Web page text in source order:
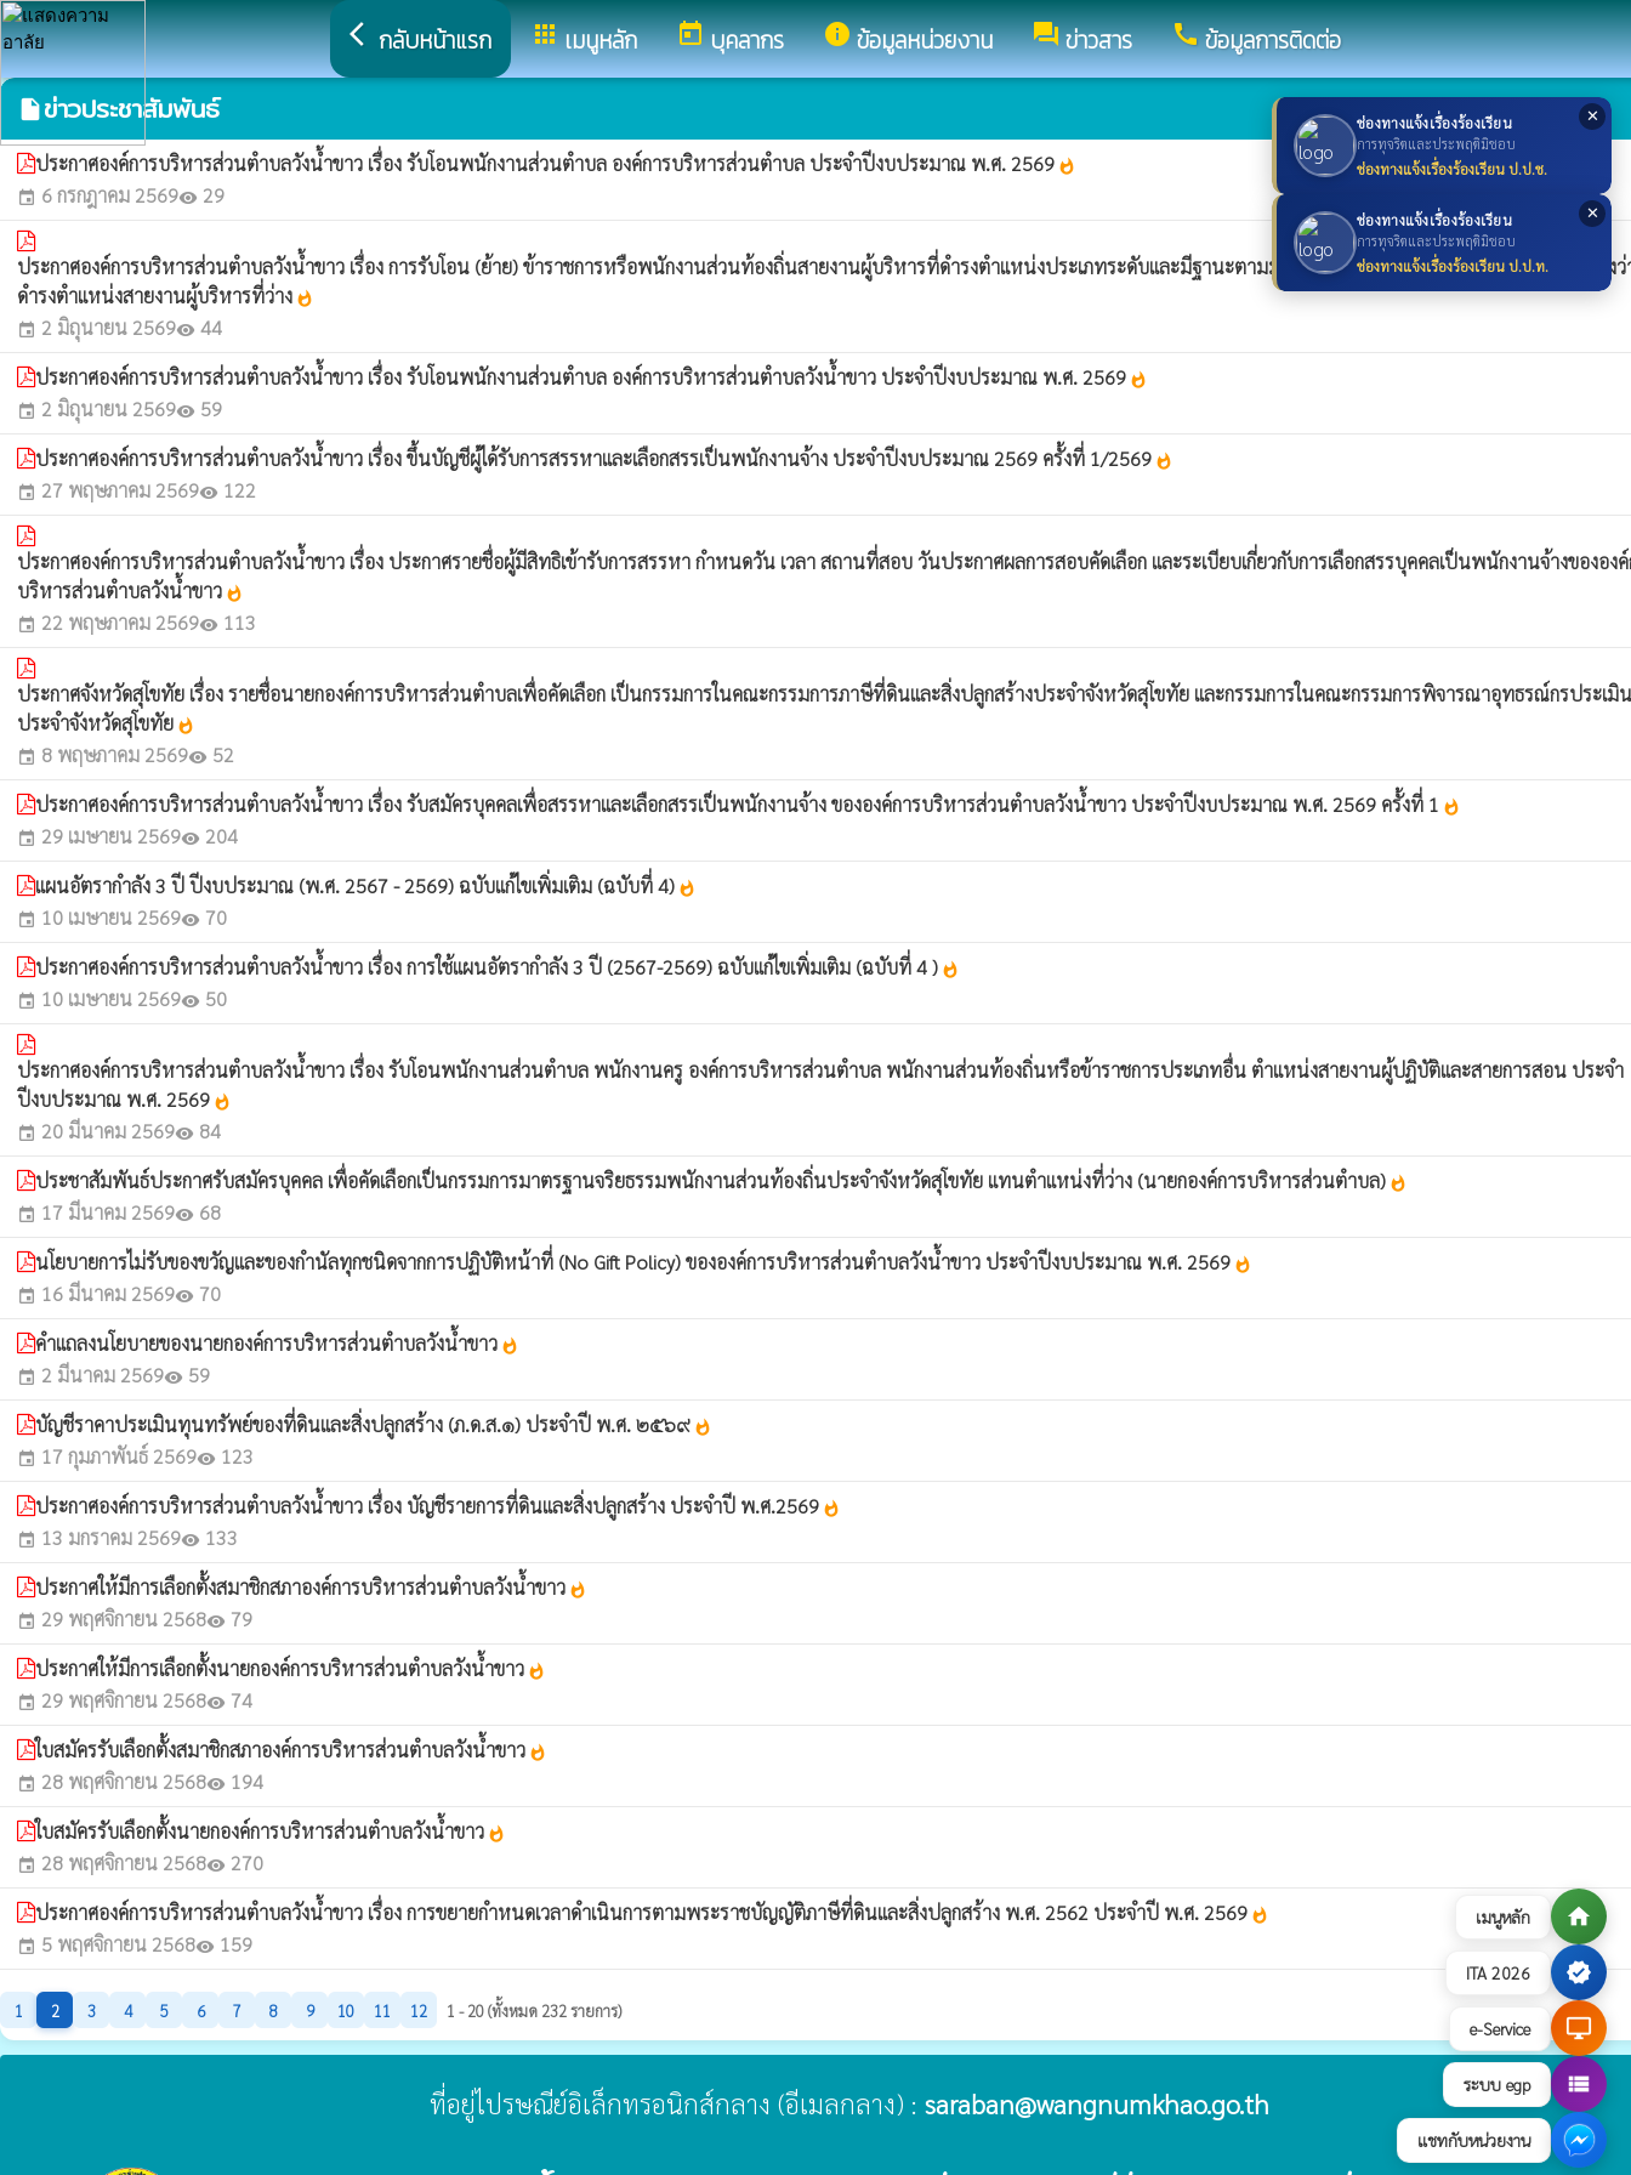
เมนูหลัก home
ITA 2026 verified
e-Service desktop_windows
ระบบ egp view_list
แชทกับหน่วยงาน
✕
ช่องทางแจ้งเรื่องร้องเรียน
การทุจริตและประพฤติมิชอบ
ช่องทางแจ้งเรื่องร้องเรียน ป.ป.ช.
✕
ช่องทางแจ้งเรื่องร้องเรียน
การทุจริตและประพฤติมิชอบ
ช่องทางแจ้งเรื่องร้องเรียน ป.ป.ท.
arrow_back_ios กลับหน้าแรก appsเมนูหลัก todayบุคลากร infoข้อมูลหน่วยงาน forumข่าวสาร callข้อมูลการติดต่อ
insert_drive_fileข่าวประชาสัมพันธ์
ประกาศองค์การบริหารส่วนตำบลวังน้ำขาว เรื่อง รับโอนพนักงานส่วนตำบล องค์การบริหารส่วนตำบล ประจำปีงบประมาณ พ.ศ. 2569 whatshot
event 6 กรกฎาคม 2569visibility 29
ประกาศองค์การบริหารส่วนตำบลวังน้ำขาว เรื่อง การรับโอน (ย้าย) ข้าราชการหรือพนักงานส่วนท้องถิ่นสายงานผู้บริหารที่ดำรงตำแหน่งประเภทระดับและมีฐานะตามมาตรฐานกำหนดตำแหน่งเดียวกันกับตำแหน่งว่
ดำรงตำแหน่งสายงานผู้บริหารที่ว่าง whatshot
event 2 มิถุนายน 2569visibility 44
ประกาศองค์การบริหารส่วนตำบลวังน้ำขาว เรื่อง รับโอนพนักงานส่วนตำบล องค์การบริหารส่วนตำบลวังน้ำขาว ประจำปีงบประมาณ พ.ศ. 2569 whatshot
event 2 มิถุนายน 2569visibility 59
ประกาศองค์การบริหารส่วนตำบลวังน้ำขาว เรื่อง ขึ้นบัญชีผู้ได้รับการสรรหาและเลือกสรรเป็นพนักงานจ้าง ประจำปีงบประมาณ 2569 ครั้งที่ 1/2569 whatshot
event 27 พฤษภาคม 2569visibility 122
ประกาศองค์การบริหารส่วนตำบลวังน้ำขาว เรื่อง ประกาศรายชื่อผู้มีสิทธิเข้ารับการสรรหา กำหนดวัน เวลา สถานที่สอบ วันประกาศผลการสอบคัดเลือก และระเบียบเกี่ยวกับการเลือกสรรบุคคลเป็นพนักงานจ้างขององ
บริหารส่วนตำบลวังน้ำขาว whatshot
event 22 พฤษภาคม 2569visibility 113
ประกาศจังหวัดสุโขทัย เรื่อง รายชื่อนายกองค์การบริหารส่วนตำบลเพื่อคัดเลือก เป็นกรรมการในคณะกรรมการภาษีที่ดินและสิ่งปลูกสร้างประจำจังหวัดสุโขทัย และกรรมการในคณะกรรมการพิจารณาอุทธรณ์กรประเมิ
ประจำจังหวัดสุโขทัย whatshot
event 8 พฤษภาคม 2569visibility 52
ประกาศองค์การบริหารส่วนตำบลวังน้ำขาว เรื่อง รับสมัครบุคคลเพื่อสรรหาและเลือกสรรเป็นพนักงานจ้าง ขององค์การบริหารส่วนตำบลวังน้ำขาว ประจำปีงบประมาณ พ.ศ. 2569 ครั้งที่ 1 whatshot
event 29 เมษายน 2569visibility 204
แผนอัตรากำลัง 3 ปี ปีงบประมาณ (พ.ศ. 2567 - 2569) ฉบับแก้ไขเพิ่มเติม (ฉบับที่ 4) whatshot
event 10 เมษายน 2569visibility 70
ประกาศองค์การบริหารส่วนตำบลวังน้ำขาว เรื่อง การใช้แผนอัตรากำลัง 3 ปี (2567-2569) ฉบับแก้ไขเพิ่มเติม (ฉบับที่ 4 ) whatshot
event 10 เมษายน 2569visibility 50
ประกาศองค์การบริหารส่วนตำบลวังน้ำขาว เรื่อง รับโอนพนักงานส่วนตำบล พนักงานครู องค์การบริหารส่วนตำบล พนักงานส่วนท้องถิ่นหรือข้าราชการประเภทอื่น ตำแหน่งสายงานผู้ปฏิบัติและสายการสอน ประจำ
ปีงบประมาณ พ.ศ. 2569 whatshot
event 20 มีนาคม 2569visibility 84
ประชาสัมพันธ์ประกาศรับสมัครบุคคล เพื่อคัดเลือกเป็นกรรมการมาตรฐานจริยธรรมพนักงานส่วนท้องถิ่นประจำจังหวัดสุโขทัย แทนตำแหน่งที่ว่าง (นายกองค์การบริหารส่วนตำบล) whatshot
event 17 มีนาคม 2569visibility 68
นโยบายการไม่รับของขวัญและของกำนัลทุกชนิดจากการปฏิบัติหน้าที่ (No Gift Policy) ขององค์การบริหารส่วนตำบลวังน้ำขาว ประจำปีงบประมาณ พ.ศ. 2569 whatshot
event 16 มีนาคม 2569visibility 70
คำแถลงนโยบายของนายกองค์การบริหารส่วนตำบลวังน้ำขาว whatshot
event 2 มีนาคม 2569visibility 59
บัญชีราคาประเมินทุนทรัพย์ของที่ดินและสิ่งปลูกสร้าง (ภ.ด.ส.๑) ประจำปี พ.ศ. ๒๕๖๙ whatshot
event 17 กุมภาพันธ์ 2569visibility 123
ประกาศองค์การบริหารส่วนตำบลวังน้ำขาว เรื่อง บัญชีรายการที่ดินและสิ่งปลูกสร้าง ประจำปี พ.ศ.2569 whatshot
event 13 มกราคม 2569visibility 133
ประกาศให้มีการเลือกตั้งสมาชิกสภาองค์การบริหารส่วนตำบลวังน้ำขาว whatshot
event 29 พฤศจิกายน 2568visibility 79
ประกาศให้มีการเลือกตั้งนายกองค์การบริหารส่วนตำบลวังน้ำขาว whatshot
event 29 พฤศจิกายน 2568visibility 74
ใบสมัครรับเลือกตั้งสมาชิกสภาองค์การบริหารส่วนตำบลวังน้ำขาว whatshot
event 28 พฤศจิกายน 2568visibility 194
ใบสมัครรับเลือกตั้งนายกองค์การบริหารส่วนตำบลวังน้ำขาว whatshot
event 28 พฤศจิกายน 2568visibility 270
ประกาศองค์การบริหารส่วนตำบลวังน้ำขาว เรื่อง การขยายกำหนดเวลาดำเนินการตามพระราชบัญญัติภาษีที่ดินและสิ่งปลูกสร้าง พ.ศ. 2562 ประจำปี พ.ศ. 2569 whatshot
event 5 พฤศจิกายน 2568visibility 159
1 2 3 4 5 6 7 8 9 10 11 12 1 - 20 (ทั้งหมด 232 รายการ)
ที่อยู่ไปรษณีย์อิเล็กทรอนิกส์กลาง (อีเมลกลาง) : saraban@wangnumkhao.go.th